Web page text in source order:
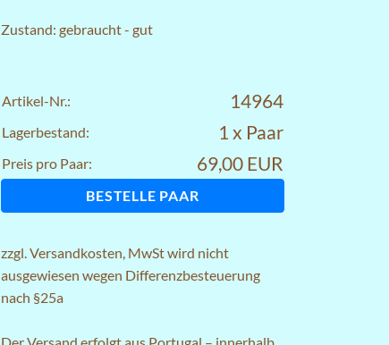
Zustand: gebraucht - gut
Artikel-Nr.: 14964
Lagerbestand: 1 x Paar
Preis pro Paar: 69,00 EUR
BESTELLE PAAR
zzgl.Versandkosten, MwSt wird nicht
ausgewiesen wegen Differenzbesteuerung
nach §25a